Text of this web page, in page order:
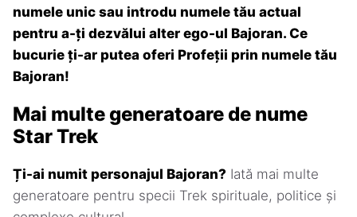
numele unic sau introdu numele tău actual
pentru a-ți dezvălui alter ego-ul Bajoran. Ce
bucurie ți-ar putea oferi Profeții prin numele tău
Bajoran!
Mai multe generatoare de nume
Star Trek
Ți-ai numit personajul Bajoran? Iată mai multe
generatoare pentru specii Trek spirituale, politice și